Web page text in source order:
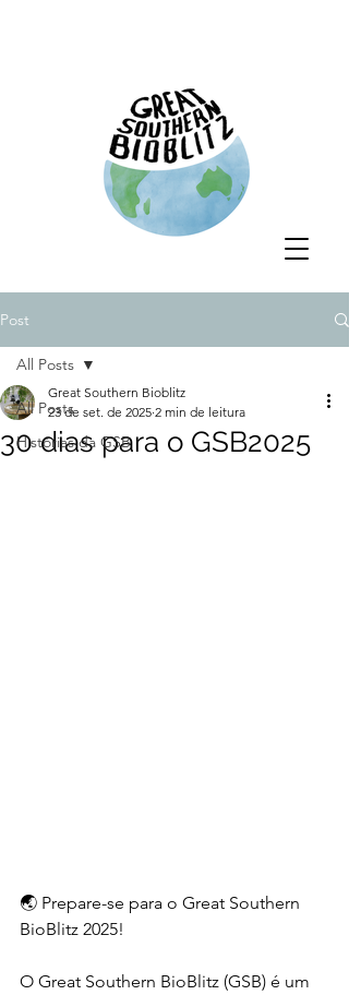
Post
All Posts
Histórias da GSB
All Posts
30 dias para o GSB2025
Great Southern Bioblitz
23 de set. de 2025 2 min de leitura
🌏 Prepare-se para o Great Southern
BioBlitz 2025!
O Great Southern BioBlitz (GSB) é um